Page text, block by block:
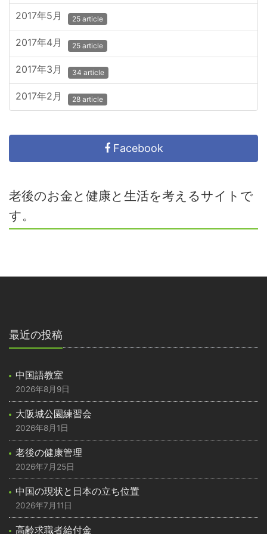
2017年5月 25 article
2017年4月 25 article
2017年3月 34 article
2017年2月 28 article
Facebook
老後のお金と健康と生活を考えるサイトで
す。
最近の投稿
中国語教室
2026年8月9日
大阪城公園練習会
2026年8月1日
老後の健康管理
2026年7月25日
中国の現状と日本の立ち位置
2026年7月11日
高齢求職者給付金